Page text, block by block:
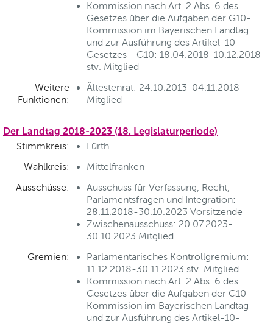
Kommission nach Art. 2 Abs. 6 des
Gesetzes über die Aufgaben der G10-
Kommission im Bayerischen Landtag
und zur Ausführung des Artikel-10-
Gesetzes - G10: 18.04.2018-10.12.2018
stv. Mitglied
Weitere
Funktionen:
Ältestenrat: 24.10.2013-04.11.2018
Mitglied
Der Landtag 2018-2023 (18. Legislaturperiode)
Stimmkreis:
Fürth
Wahlkreis:
Mittelfranken
Ausschüsse:
Ausschuss für Verfassung, Recht,
Parlamentsfragen und Integration:
28.11.2018-30.10.2023 Vorsitzende
Zwischenausschuss: 20.07.2023-
30.10.2023 Mitglied
Gremien:
Parlamentarisches Kontrollgremium:
11.12.2018-30.11.2023 stv. Mitglied
Kommission nach Art. 2 Abs. 6 des
Gesetzes über die Aufgaben der G10-
Kommission im Bayerischen Landtag
und zur Ausführung des Artikel-10-